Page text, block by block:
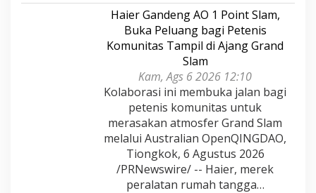
Haier Gandeng AO 1 Point Slam,
Buka Peluang bagi Petenis
Komunitas Tampil di Ajang Grand
Slam
Kam, Ags 6 2026 12:10
Kolaborasi ini membuka jalan bagi
petenis komunitas untuk
merasakan atmosfer Grand Slam
melalui Australian OpenQINGDAO,
Tiongkok, 6 Agustus 2026
/PRNewswire/ -- Haier, merek
peralatan rumah tangga…